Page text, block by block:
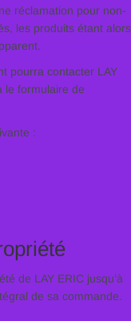
réclamation pour non-
les produits étant alors
pourra contacter LAY
le formulaire de
:
de LAY ERIC jusqu’à
de sa commande.